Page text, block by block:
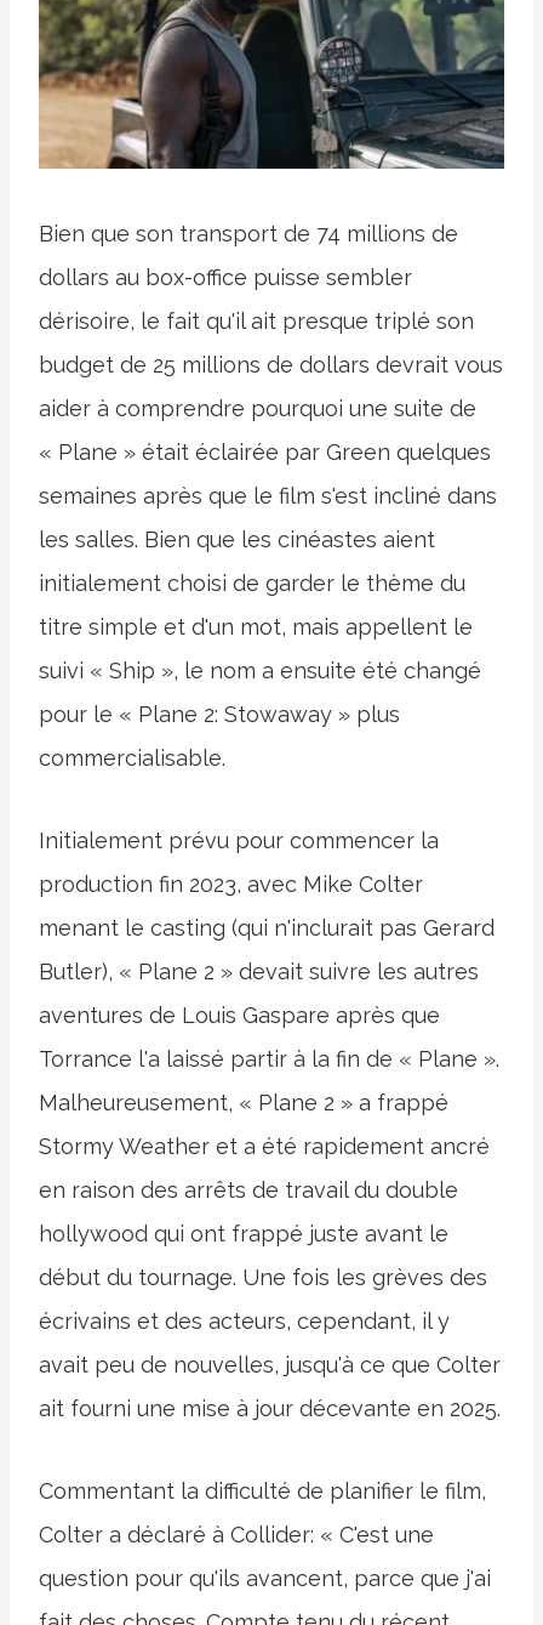
Bien que son transport de 74 millions de
dollars au box-office puisse sembler
dérisoire, le fait qu'il ait presque triplé son
budget de 25 millions de dollars devrait vous
aider à comprendre pourquoi une suite de
« Plane » était éclairée par Green quelques
semaines après que le film s'est incliné dans
les salles. Bien que les cinéastes aient
initialement choisi de garder le thème du
titre simple et d'un mot, mais appellent le
suivi « Ship », le nom a ensuite été changé
pour le « Plane 2: Stowaway » plus
commercialisable.
Initialement prévu pour commencer la
production fin 2023, avec Mike Colter
menant le casting (qui n'inclurait pas Gerard
Butler), « Plane 2 » devait suivre les autres
aventures de Louis Gaspare après que
Torrance l'a laissé partir à la fin de « Plane ».
Malheureusement, « Plane 2 » a frappé
Stormy Weather et a été rapidement ancré
en raison des arrêts de travail du double
hollywood qui ont frappé juste avant le
début du tournage. Une fois les grèves des
écrivains et des acteurs, cependant, il y
avait peu de nouvelles, jusqu'à ce que Colter
ait fourni une mise à jour décevante en 2025.
Commentant la difficulté de planifier le film,
Colter a déclaré à Collider: « C'est une
question pour qu'ils avancent, parce que j'ai